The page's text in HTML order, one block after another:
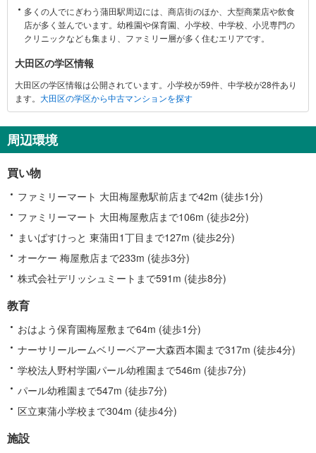
情
多くの人でにぎわう蒲田駅周辺には、商店街のほか、大型商業店や飲食
店が多く並んでいます。幼稚園や保育園、小学校、中学校、小児専門の
クリニックなども集まり、ファミリー層が多く住むエリアです。
大田区の学区情報
大田区の学区情報は公開されています。小学校が59件、中学校が28件あり
ます。 大田区の学区から中古マンションを探す
周辺環境
買い物
ファミリーマート 大田梅屋敷駅前店まで42m (徒歩1分)
ファミリーマート 大田梅屋敷店まで106m (徒歩2分)
まいばすけっと 東蒲田1丁目まで127m (徒歩2分)
オーケー 梅屋敷店まで233m (徒歩3分)
株式会社デリッシュミートまで591m (徒歩8分)
教育
おはよう保育園梅屋敷まで64m (徒歩1分)
ナーサリールームベリーベアー大森西本園まで317m (徒歩4分)
学校法人野村学園パール幼稚園まで546m (徒歩7分)
パール幼稚園まで547m (徒歩7分)
区立東蒲小学校まで304m (徒歩4分)
施設